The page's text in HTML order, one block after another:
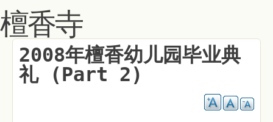
檀香寺
2008年檀香幼儿园毕业典
礼 (Part 2)